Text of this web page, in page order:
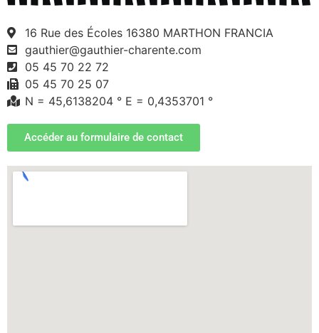
16 Rue des Écoles 16380 MARTHON FRANCIA
gauthier@gauthier-charente.com
05 45 70 22 72
05 45 70 25 07
N = 45,6138204 ° E = 0,4353701 °
Accéder au formulaire de contact